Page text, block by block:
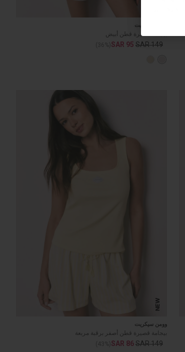
وومن سيكريت
بيجامة قصيرة قطن أبيض
SAR 149
SAR 95
NEW
وومن سيكريت
بيجامة قصيرة قطن أصفر برقبة مربعة
SAR 149
SAR 86